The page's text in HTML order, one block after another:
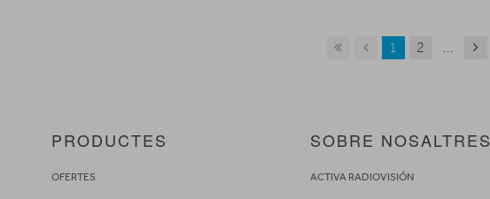
1 2 ...
PRODUCTES
OFERTES
SOBRE NOSALTRES
ACTIVA RADIOVISIÓN